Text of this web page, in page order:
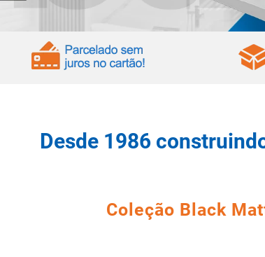
Desde 1986
Coleção Black
gabinete banheiro